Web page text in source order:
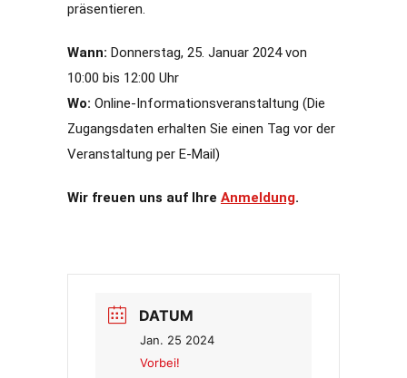
präsentieren.
Wann: Donnerstag, 25. Januar 2024 von
10:00 bis 12:00 Uhr
Wo: Online-Informationsveranstaltung (Die
Zugangsdaten erhalten Sie einen Tag vor der
Veranstaltung per E-Mail)
Wir freuen uns auf Ihre Anmeldung.
DATUM
Jan. 25 2024
Vorbei!